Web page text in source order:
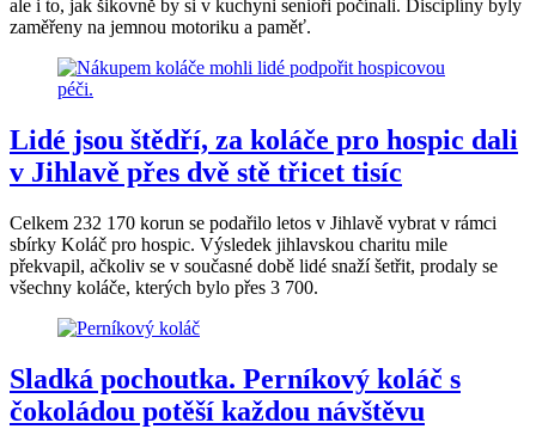
ale i to, jak šikovně by si v kuchyni senioři počínali. Disciplíny byly
zaměřeny na jemnou motoriku a paměť.
Lidé jsou štědří, za koláče pro hospic dali
v Jihlavě přes dvě stě třicet tisíc
Celkem 232 170 korun se podařilo letos v Jihlavě vybrat v rámci
sbírky Koláč pro hospic. Výsledek jihlavskou charitu mile
překvapil, ačkoliv se v současné době lidé snaží šetřit, prodaly se
všechny koláče, kterých bylo přes 3 700.
Sladká pochoutka. Perníkový koláč s
čokoládou potěší každou návštěvu